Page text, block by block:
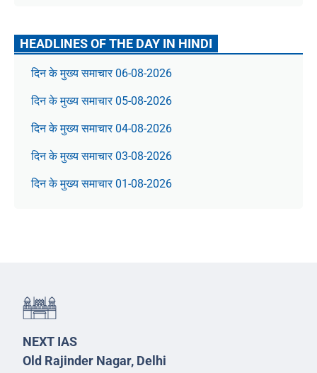
HEADLINES OF THE DAY IN HINDI
दिन के मुख्य समाचार 06-08-2026
दिन के मुख्य समाचार 05-08-2026
दिन के मुख्य समाचार 04-08-2026
दिन के मुख्य समाचार 03-08-2026
दिन के मुख्य समाचार 01-08-2026
NEXT IAS
Old Rajinder Nagar, Delhi